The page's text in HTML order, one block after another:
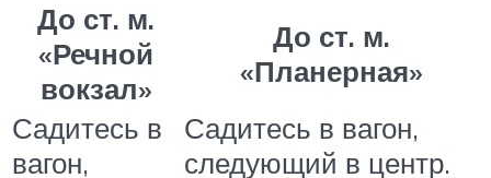
До ст. м.
«Речной
вокзал»
До ст. м.
«Планерная»
Садитесь в
вагон,
Садитесь в вагон,
следующий в центр.